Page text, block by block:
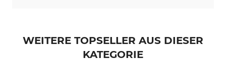
WEITERE TOPSELLER AUS DIESER
KATEGORIE